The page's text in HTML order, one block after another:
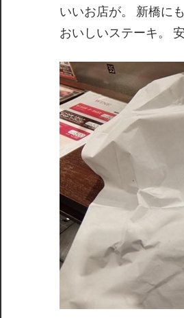
いいお店が。 新橋に
おいしいステーキ。 安